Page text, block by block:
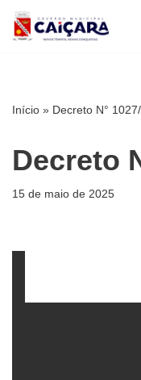
Pular
Início » Decreto N°
Decreto
15 de maio de 2025